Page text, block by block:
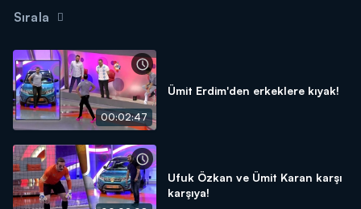
Sırala
00:02:47
Ümit Erdim'den erkeklere kıyak!
Ufuk Özkan ve Ümit Karan karşı
karşıya!